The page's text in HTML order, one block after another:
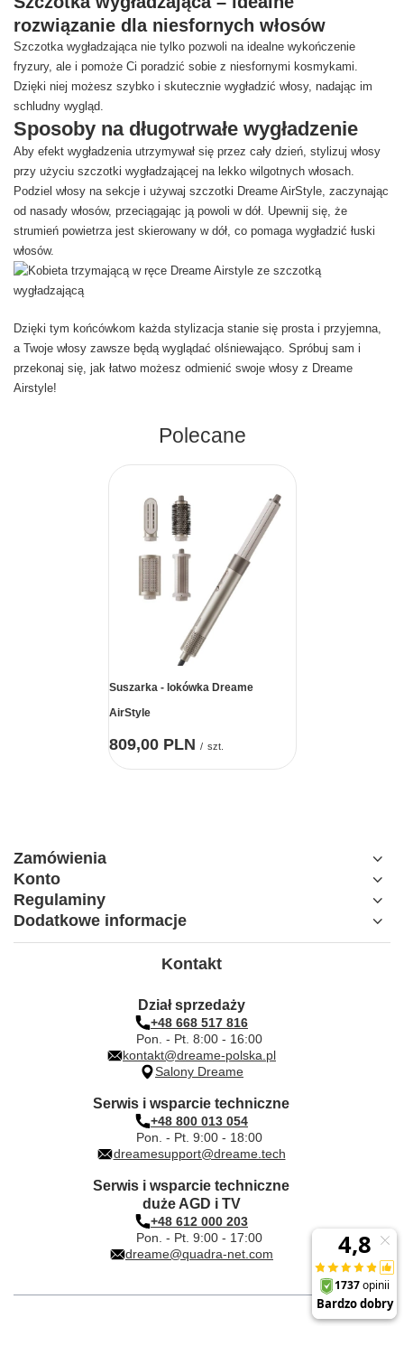
rozwiązanie dla niesfornych włosów
Szczotka wygładzająca nie tylko pozwoli na idealne wykończenie
fryzury, ale i pomoże Ci poradzić sobie z niesfornymi kosmykami.
Dzięki niej możesz szybko i skutecznie wygładzić włosy, nadając im
schludny wygląd.
Sposoby na długotrwałe wygładzenie
Aby efekt wygładzenia utrzymywał się przez cały dzień, stylizuj włosy
przy użyciu szczotki wygładzającej na lekko wilgotnych włosach.
Podziel włosy na sekcje i używaj szczotki Dreame AirStyle, zaczynając
od nasady włosów, przeciągając ją powoli w dół. Upewnij się, że
strumień powietrza jest skierowany w dół, co pomaga wygładzić łuski
włosów.
Dzięki tym końcówkom każda stylizacja stanie się prosta i przyjemna,
a Twoje włosy zawsze będą wyglądać olśniewająco. Spróbuj sam i
przekonaj się, jak łatwo możesz odmienić swoje włosy z Dreame
Airstyle!
Polecane
Suszarka - lokówka Dreame
AirStyle
809,00 PLN / szt.
Zamówienia
Konto
Regulaminy
Dodatkowe informacje
Kontakt
Dział sprzedaży
+48 668 517 816
Pon. - Pt. 8:00 - 16:00
kontakt@dreame-polska.pl
Salony Dreame
Serwis i wsparcie techniczne
+48 800 013 054
Pon. - Pt. 9:00 - 18:00
dreamesupport@dreame.tech
Serwis i wsparcie techniczne
duże AGD i TV
+48 612 000 203
Pon. - Pt. 9:00 - 17:00
dreame@quadra-net.com